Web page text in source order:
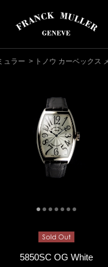
ュラー > トノウ カーベックス
5850SC OG White